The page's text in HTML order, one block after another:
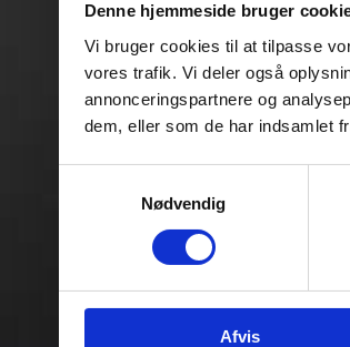
Denne hjemmeside bruger
Vi bruger cookies til at tilpasse
vores trafik. Vi deler også
annonceringspartnere og
dem, eller som de har indsamlet
Nødvendig
Afvis